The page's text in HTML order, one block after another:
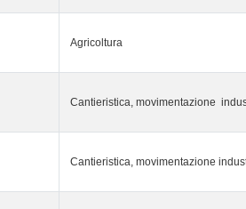
Agricoltura
Cantieristica, movimentazione
Cantieristica, movimentazione